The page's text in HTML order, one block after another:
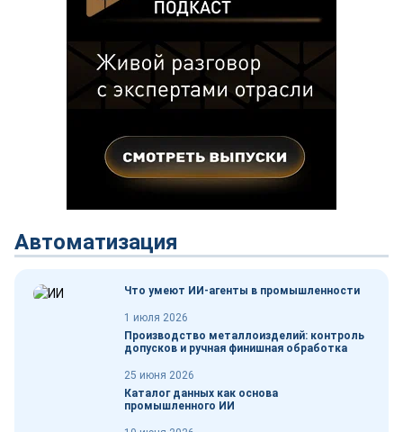
Автоматизация
Что умеют ИИ-агенты в промышленности
1 июля 2026
Производство металлоизделий: контроль
допусков и ручная финишная обработка
25 июня 2026
Каталог данных как основа
промышленного ИИ